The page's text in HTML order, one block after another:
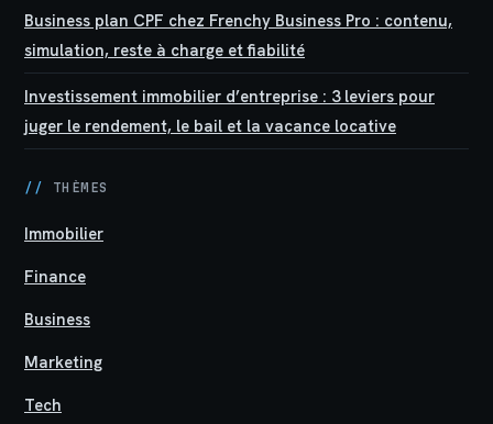
Business plan CPF chez Frenchy Business Pro : contenu,
simulation, reste à charge et fiabilité
Investissement immobilier d’entreprise : 3 leviers pour
juger le rendement, le bail et la vacance locative
// THÈMES
Immobilier
Finance
Business
Marketing
Tech